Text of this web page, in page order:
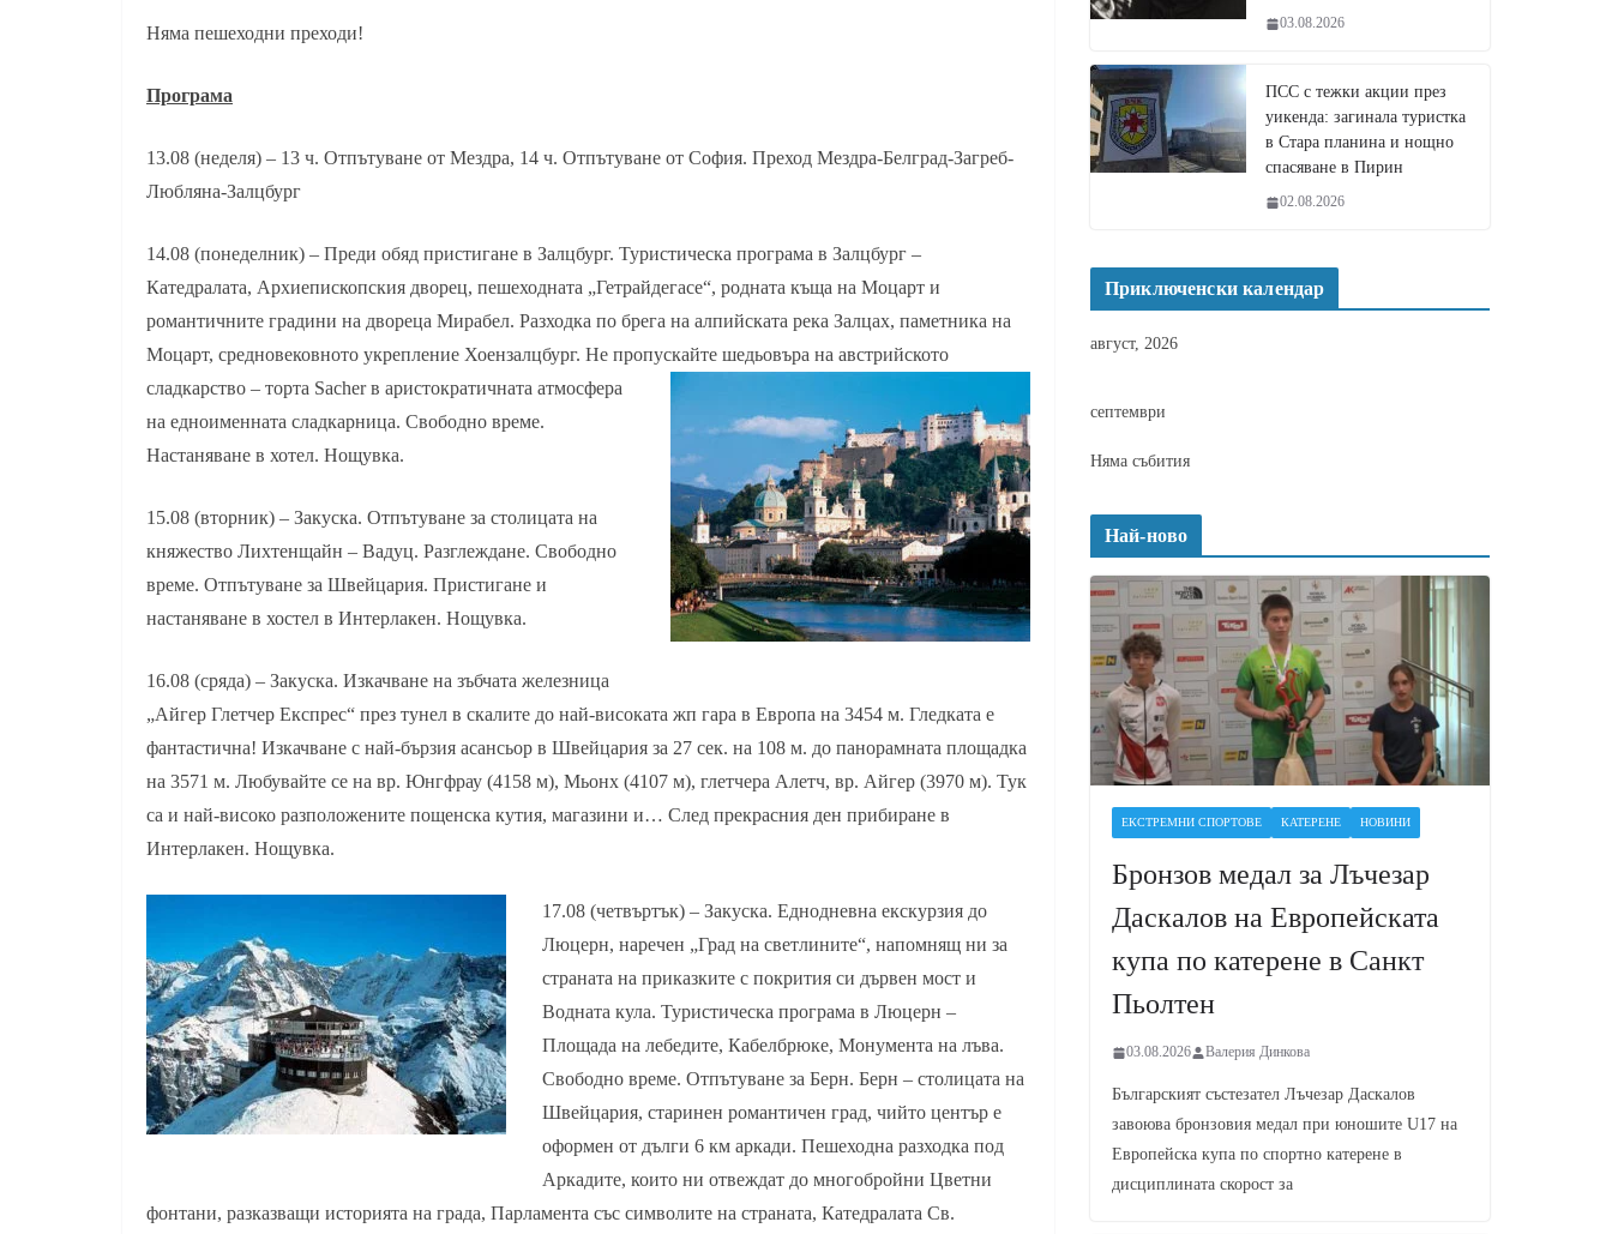
Няма пешеходни преходи!
Програма
13.08 (неделя) – 13 ч. Отпътуване от Мездра, 14 ч. Отпътуване от София. Преход Мездра-Белград-Загреб-
Любляна-Залцбург
14.08 (понеделник) – Преди обяд пристигане в Залцбург. Туристическа програма в Залцбург –
Катедралата, Архиепископския дворец, пешеходната „Гетрайдегасе“, родната къща на Моцарт и
романтичните градини на двореца Мирабел. Разходка по брега на алпийската река Залцах, паметника на
Моцарт, средновековното укрепление Хоензалцбург. Не пропускайте шедьовъра на австрийското
сладкарство – торта Sacher в аристократичната атмосфера
на едноименната сладкарница. Свободно време.
Настаняване в хотел. Нощувка.
15.08 (вторник) – Закуска. Отпътуване за столицата на
княжество Лихтенщайн – Вадуц. Разглеждане. Свободно
време. Отпътуване за Швейцария. Пристигане и
настаняване в хостел в Интерлакен. Нощувка.
16.08 (сряда) – Закуска. Изкачване на зъбчата железница
„Айгер Глетчер Експрес“ през тунел в скалите до най-високата жп гара в Европа на 3454 м. Гледката е
фантастична! Изкачване с най-бързия асансьор в Швейцария за 27 сек. на 108 м. до панорамната площадка
на 3571 м. Любувайте се на вр. Юнгфрау (4158 м), Мьонх (4107 м), глетчера Алетч, вр. Айгер (3970 м). Тук
са и най-високо разположените пощенска кутия, магазини и… След прекрасния ден прибиране в
Интерлакен. Нощувка.
17.08 (четвъртък) – Закуска. Еднодневна екскурзия до
Люцерн, наречен „Град на светлините“, напомнящ ни за
страната на приказките с покрития си дървен мост и
Водната кула. Туристическа програма в Люцерн –
Площада на лебедите, Кабелбрюке, Монумента на лъва.
Свободно време. Отпътуване за Берн. Берн – столицата на
Швейцария, старинен романтичен град, чийто център е
оформен от дълги 6 км аркади. Пешеходна разходка под
Аркадите, които ни отвеждат до многобройни Цветни
фонтани, разказващи историята на града, Парламента със символите на страната, Катедралата Св.
03.08.2026
ПСС с тежки акции през
уикенда: загинала туристка
в Стара планина и нощно
спасяване в Пирин
02.08.2026
Приключенски календар
август, 2026
септември
Няма събития
Най-ново
ЕКСТРЕМНИ СПОРТОВЕ КАТЕРЕНЕ НОВИНИ
Бронзов медал за Лъчезар
Даскалов на Европейската
купа по катерене в Санкт
Пьолтен
03.08.2026 Валерия Динкова
Българският състезател Лъчезар Даскалов
завоюва бронзовия медал при юношите U17 на
Европейска купа по спортно катерене в
дисциплината скорост за